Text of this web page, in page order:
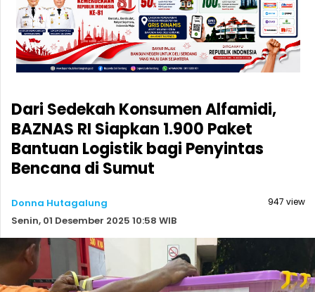
Dari Sedekah Konsumen Alfamidi,
BAZNAS RI Siapkan 1.900 Paket
Bantuan Logistik bagi Penyintas
Bencana di Sumut
Donna Hutagalung
Senin, 01 Desember 2025 10:58 WIB
947 view